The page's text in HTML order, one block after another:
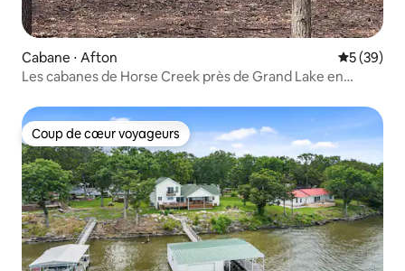
Cabane ⋅ Afton
5 (39)
Les cabanes de Horse Creek près de Grand Lake en
Coup de cœur voyageurs
Coup de cœur voyageurs